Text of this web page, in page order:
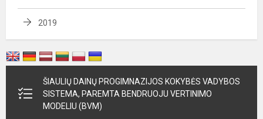
2019
ŠIAULIŲ DAINŲ PROGIMNAZIJOS KOKYBĖS VADYBOS
SISTEMA, PAREMTA BENDRUOJU VERTINIMO
MODELIU (BVM)